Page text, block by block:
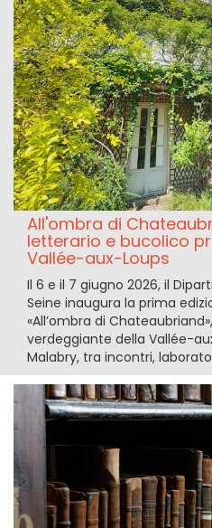
All'ombra di
letterario e bucolico
Vallée-aux-Loups
Il 6 e il 7 giugno 2026, il
Seine inaugura la prima
«All’ombra di
verdeggiante della Vallée-
Malabry, tra incontri,